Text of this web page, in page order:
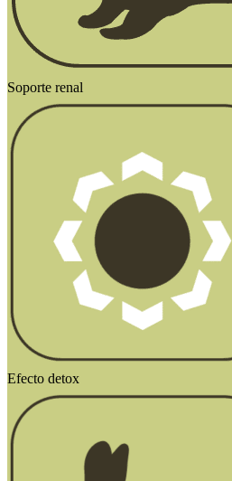
Soporte renal
Efecto detox